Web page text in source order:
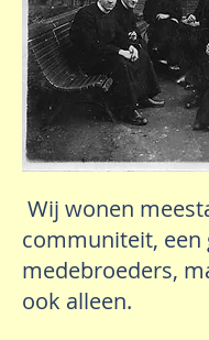
Wij wonen
communiteit, een
medebroeders,
ook alleen.